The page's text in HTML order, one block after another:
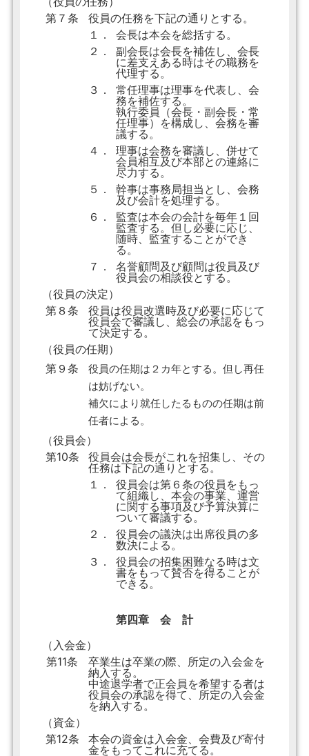
第７条
役員の任務を下記の通りとする。
１．
会長は本会を総括する。
２．
副会長は会長を補佐し、会長
に差支えある時はその職務を
代理する。
３．
常任理事は理事を代表し、会
務を補佐する。
執行委員（会長・副会長・常
任理事）を構成し、会務を審
議する。
４．
理事は会務を審議し、併せて
会員相互及び本部との連絡に
尽力する。
５．
幹事は事務局担当とし、会務
及び会計を処理する。
６．
監査は本会の会計を毎年１回
監査する。但し必要に応じ、
随時、監査することができ
る。
７．
名誉顧問及び顧問は役員及び
役員会の相談役とする。
（役員の決定）
第８条
役員は役員改選時及び必要に応じて
役員会で審議し、総会の承認をもっ
て決定する。
（役員の任期）
第９条
役員の任期は２カ年とする。但し再任
は妨げない。
補欠により就任したるものの任期は前
任者による。
（役員会）
第10条
役員会は会長がこれを招集し、その
任務は下記の通りとする。
１．
役員会は第６条の役員をもっ
て組織し、本会の事業、運営
に関する事項及び予算決算に
ついて審議する。
２．
役員会の議決は出席役員の多
数決による。
３．
役員会の招集困難なる時は文
書をもって賛否を得ることが
できる。
第四章 会 計
（入会金）
第11条
卒業生は卒業の際、所定の入会金を
納入する。
中途退学者で正会員を希望する者は
役員会の承認を得て、所定の入会金
を納入する。
（資金）
第12条
本会の資金は入会金、会費及び寄付
金をもってこれに充てる。